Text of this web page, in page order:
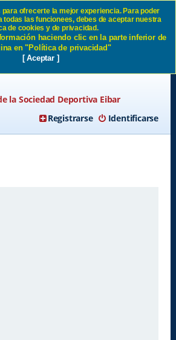
las cookies del
SD Eibar
la Sociedad Deportiva Eibar
Identificarse
Registrarse
para ofrecerte la mejor experiencia. Para poder
todas las funcionees, debes de aceptar nuestra
de cookies y de privacidad.
haciendo clic en la parte inferior de
en "Política de privacidad"
[ Aceptar ]